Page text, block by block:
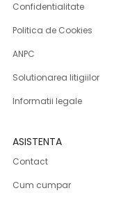
Confidentialitate
Politica de Cookies
ANPC
Solutionarea litigiilor
Informatii legale
ASISTENTA
Contact
Cum cumpar